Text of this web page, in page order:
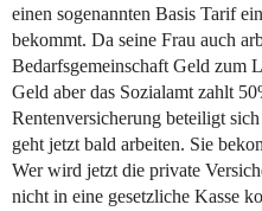
einen sogenannten Basis Tarif
bekommt. Da seine Frau auch
Bedarfsgemeinschaft Geld zum
Geld aber das Sozialamt zahlt
Rentenversicherung beteiligt
geht jetzt bald arbeiten. Sie
Wer wird jetzt die private
nicht in eine gesetzliche Kasse